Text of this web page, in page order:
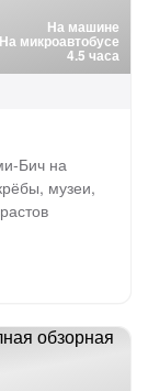
На машине
На микроавтобусе
4.5 часа
Бич на
музеи,